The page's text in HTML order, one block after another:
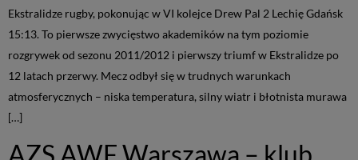
Ekstralidze rugby, pokonując w VI kolejce Drew Pal 2 Lechię Gdańsk
15:13. To pierwsze zwycięstwo akademików na tym poziomie
rozgrywek od sezonu 2011/2012 i pierwszy triumf w Ekstralidze po
12 latach przerwy. Mecz odbył się w trudnych warunkach
atmosferycznych – niska temperatura, silny wiatr i błotnista murawa
[…]